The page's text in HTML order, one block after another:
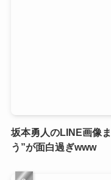
坂本勇人のLINE画像
う”が面白過ぎwww